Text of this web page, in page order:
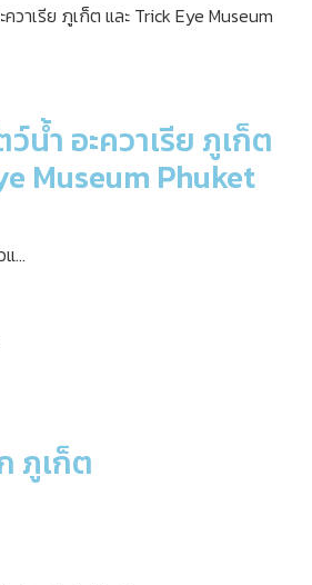
ำ อะควาเรีย ภูเก็ต
Museum Phuket
...
ภูเก็ต